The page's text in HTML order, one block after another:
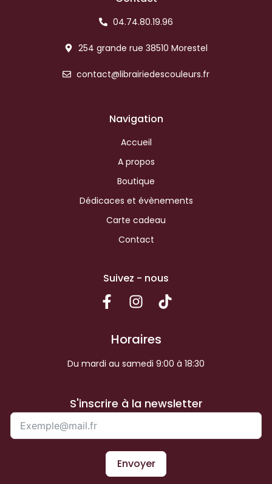
04.74.80.19.96
254 grande rue 38510 Morestel
contact@librairiedescouleurs.fr
Navigation
Accueil
A propos
Boutique
Dédicaces et évènements
Carte cadeau
Contact
Suivez - nous
Horaires
Du mardi au samedi 9:00 à 18:30
S'inscrire à la newsletter
Envoyer